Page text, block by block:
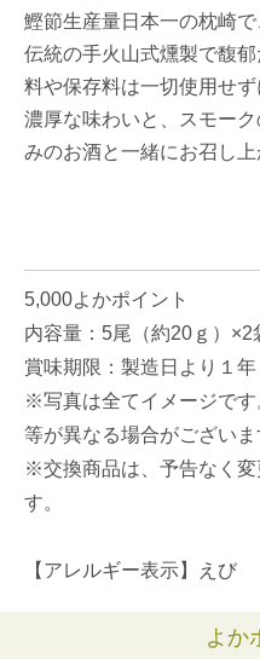
鰹節生産量日本一の枕崎
伝統の手火山式燻製で馥
料や保存料は一切使用せず
濃厚な味わいと、スモー
みのお酒と一緒にお召し上
5,000よかポイント
内容量：5尾（約20ｇ）×2
賞味期限：製造日より１年
※写真は全てイメージで
等が異なる場合がございま
※交換商品は、予告なく変
す。
【アレルギー表示】えび
よか